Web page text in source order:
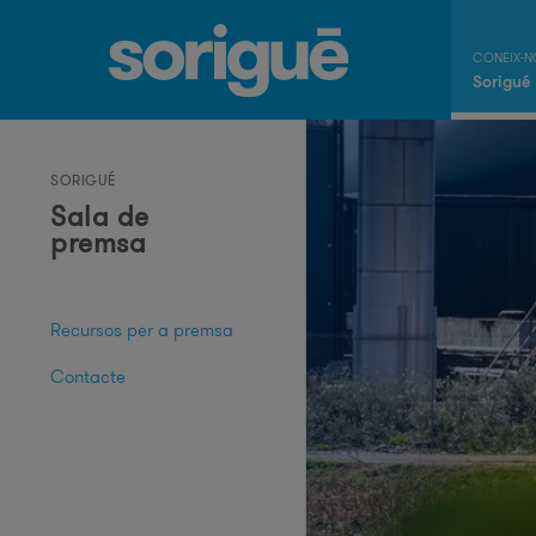
Sorigué
SORIGUÉ
Sala de
premsa
Recursos per a premsa
Contacte